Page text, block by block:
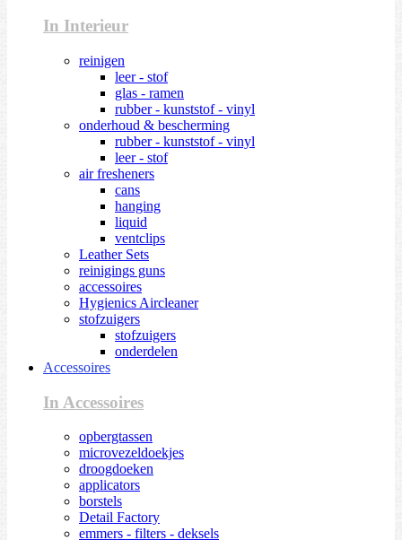
In Interieur
reinigen
leer - stof
glas - ramen
rubber - kunststof - vinyl
onderhoud & bescherming
rubber - kunststof - vinyl
leer - stof
air fresheners
cans
hanging
liquid
ventclips
Leather Sets
reinigings guns
accessoires
Hygienics Aircleaner
stofzuigers
stofzuigers
onderdelen
Accessoires
In Accessoires
opbergtassen
microvezeldoekjes
droogdoeken
applicators
borstels
Detail Factory
emmers - filters - deksels